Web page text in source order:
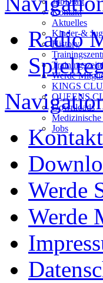
Kontakt
Aktuelles
Kinder-&
History
Werde
KINGS
QUEENS
Downloads
Jobs
Radio
Kontakt
Werde
Werde